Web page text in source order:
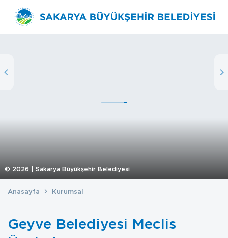
© 2026 | Sakarya Büyükşehir Belediyesi
Anasayfa Kurumsal
Geyve Belediyesi Meclis